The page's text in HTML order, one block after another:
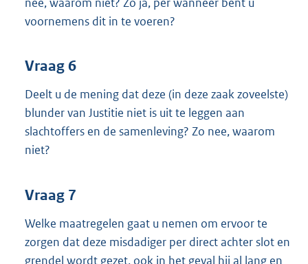
voornemens dit in te voeren?
Vraag 6
Deelt u de mening dat deze (in deze zaak zoveelste)
blunder van Justitie niet is uit te leggen aan
slachtoffers en de samenleving? Zo nee, waarom
niet?
Vraag 7
Welke maatregelen gaat u nemen om ervoor te
zorgen dat deze misdadiger per direct achter slot en
grendel wordt gezet, ook in het geval hij al lang en